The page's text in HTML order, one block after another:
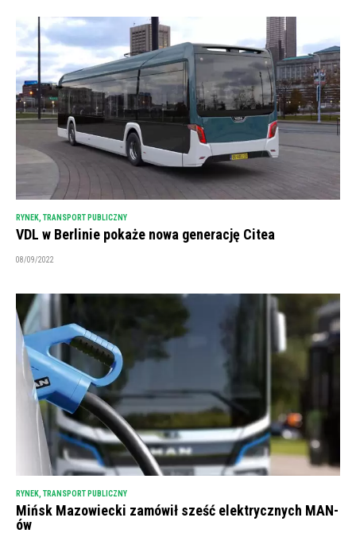
RYNEK TRANSPORT PUBLICZNY
VDL w Berlinie pokaże nowa generację Citea
08/09/2022
RYNEK, TRANSPORT PUBLICZNY
Mińsk Mazowiecki zamówił sześć elektrycznych MAN-
ów